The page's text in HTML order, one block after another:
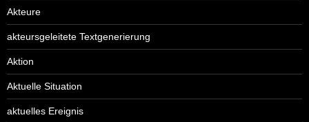
Akteure
akteursgeleitete Textgenerierung
Aktion
Aktuelle Situation
aktuelles Ereignis